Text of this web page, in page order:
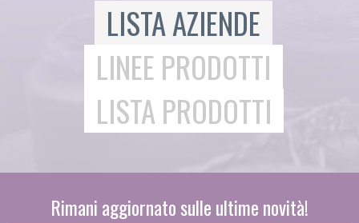
LISTA AZIENDE
LINEE PRODOTTI
LISTA PRODOTTI
Rimani aggiornato sulle ultime novità!